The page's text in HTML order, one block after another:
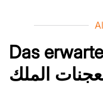
Das
الملك